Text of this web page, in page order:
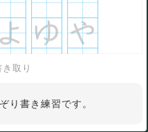
き取り
り書き練習です。